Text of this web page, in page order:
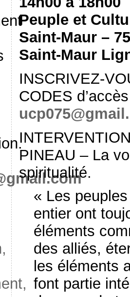
Peuple et
Saint-Maur –
Saint-Maur
INSCRIVEZ-
CODES
PINEAU – La
spiritualité.
« Les
entier ont
éléments
des alliés,
les éléments
font partie